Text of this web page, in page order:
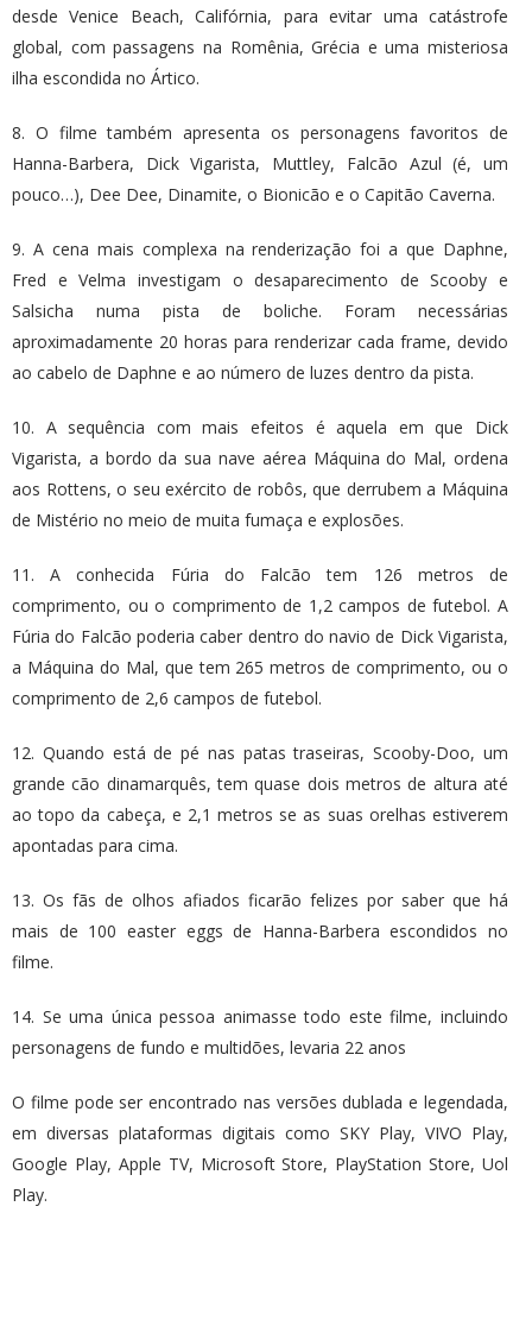
desde Venice Beach, Califórnia, para evitar uma catástrofe
global, com passagens na Romênia, Grécia e uma misteriosa
ilha escondida no Ártico.
8. O filme também apresenta os personagens favoritos de
Hanna-Barbera, Dick Vigarista, Muttley, Falcão Azul (é, um
pouco…), Dee Dee, Dinamite, o Bionicão e o Capitão Caverna.
9. A cena mais complexa na renderização foi a que Daphne,
Fred e Velma investigam o desaparecimento de Scooby e
Salsicha numa pista de boliche. Foram necessárias
aproximadamente 20 horas para renderizar cada frame, devido
ao cabelo de Daphne e ao número de luzes dentro da pista.
10. A sequência com mais efeitos é aquela em que Dick
Vigarista, a bordo da sua nave aérea Máquina do Mal, ordena
aos Rottens, o seu exército de robôs, que derrubem a Máquina
de Mistério no meio de muita fumaça e explosões.
11. A conhecida Fúria do Falcão tem 126 metros de
comprimento, ou o comprimento de 1,2 campos de futebol. A
Fúria do Falcão poderia caber dentro do navio de Dick Vigarista,
a Máquina do Mal, que tem 265 metros de comprimento, ou o
comprimento de 2,6 campos de futebol.
12. Quando está de pé nas patas traseiras, Scooby-Doo, um
grande cão dinamarquês, tem quase dois metros de altura até
ao topo da cabeça, e 2,1 metros se as suas orelhas estiverem
apontadas para cima.
13. Os fãs de olhos afiados ficarão felizes por saber que há
mais de 100 easter eggs de Hanna-Barbera escondidos no
filme.
14. Se uma única pessoa animasse todo este filme, incluindo
personagens de fundo e multidões, levaria 22 anos
O filme pode ser encontrado nas versões dublada e legendada,
em diversas plataformas digitais como SKY Play, VIVO Play,
Google Play, Apple TV, Microsoft Store, PlayStation Store, Uol
Play.